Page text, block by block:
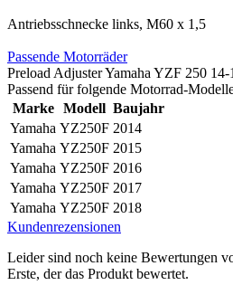
Antriebsschnecke links, M60 x 1,5
Passende Motorräder
Preload Adjuster Yamaha YZF 250
Passend für folgende Motorrad-
Marke
Modell Baujahr
Yamaha YZ250F 2014
Yamaha YZ250F 2015
Yamaha YZ250F 2016
Yamaha YZ250F 2017
Yamaha YZ250F 2018
Kundenrezensionen
Leider sind noch keine Bewertungen
Erste, der das Produkt bewertet.